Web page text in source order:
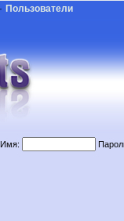
· Пользователи
Имя: